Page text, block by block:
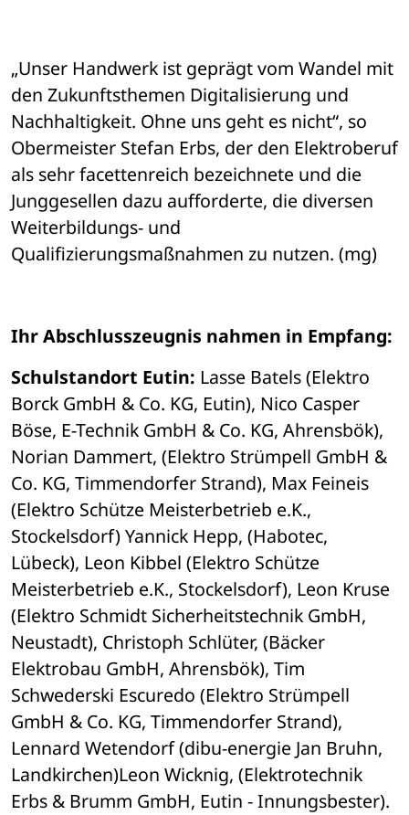
„Unser Handwerk ist geprägt vom Wandel mit
den Zukunftsthemen Digitalisierung und
Nachhaltigkeit. Ohne uns geht es nicht“, so
Obermeister Stefan Erbs, der den Elektroberuf
als sehr facettenreich bezeichnete und die
Junggesellen dazu aufforderte, die diversen
Weiterbildungs- und
Qualifizierungsmaßnahmen zu nutzen. (mg)
Ihr Abschlusszeugnis nahmen in Empfang:
Schulstandort Eutin: Lasse Batels (Elektro
Borck GmbH & Co. KG, Eutin), Nico Casper
Böse, E-Technik GmbH & Co. KG, Ahrensbök),
Norian Dammert, (Elektro Strümpell GmbH &
Co. KG, Timmendorfer Strand), Max Feineis
(Elektro Schütze Meisterbetrieb e.K.,
Stockelsdorf) Yannick Hepp, (Habotec,
Lübeck), Leon Kibbel (Elektro Schütze
Meisterbetrieb e.K., Stockelsdorf), Leon Kruse
(Elektro Schmidt Sicherheitstechnik GmbH,
Neustadt), Christoph Schlüter, (Bäcker
Elektrobau GmbH, Ahrensbök), Tim
Schwederski Escuredo (Elektro Strümpell
GmbH & Co. KG, Timmendorfer Strand),
Lennard Wetendorf (dibu-energie Jan Bruhn,
Landkirchen)Leon Wicknig, (Elektrotechnik
Erbs & Brumm GmbH, Eutin - Innungsbester).